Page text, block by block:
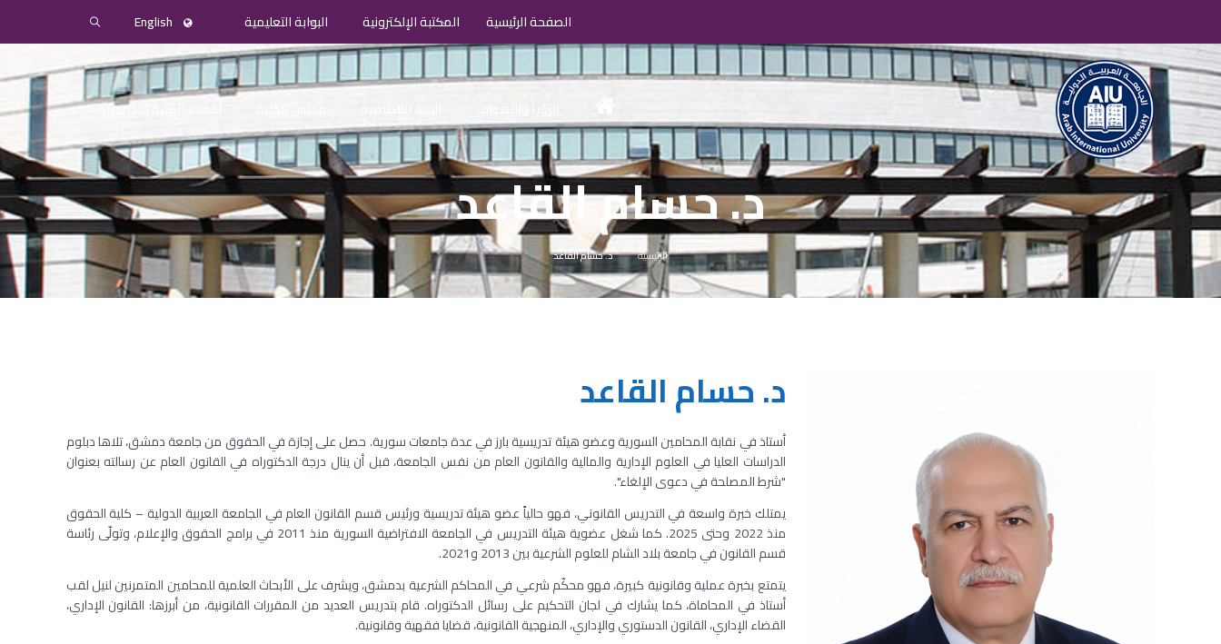
الصفحة الرئيسية المكتبة الإلكترونية البوابة التعليمية English
أعضاء الهئية التدريسية
د. حسام القاعد
الرئيسية د. حسام القاعد
د. حسام القاعد
أستاذ في نقابة المحامين السورية وعضو هيئة تدريسية بارز في عدة جامعات سورية. حصل على إجازة في الحقوق من جامعة دمشق، تلاها دبلوم
الدراسات العليا في العلوم الإدارية والمالية والقانون العام من نفس الجامعة، قبل أن ينال درجة الدكتوراه في القانون العام عن رسالته بعنوان
"شرط المصلحة في دعوى الإلغاء".
يمتلك خبرة واسعة في التدريس القانوني، فهو حالياً عضو هيئة تدريسية ورئيس قسم القانون العام في الجامعة العربية الدولية – كلية الحقوق
منذ 2022 وحتى 2025. كما شغل عضوية هيئة التدريس في الجامعة الافتراضية السورية منذ 2011 في برامج الحقوق والإعلام، وتولّى رئاسة
قسم القانون في جامعة بلاد الشام للعلوم الشرعية بين 2013 و2021.
يتمتع بخبرة عملية وقانونية كبيرة، فهو محكّم شرعي في المحاكم الشرعية بدمشق، ويشرف على الأبحاث العلمية للمحامين المتمرنين لنيل لقب
أستاذ في المحاماة، كما يشارك في لجان التحكيم على رسائل الدكتوراه. قام بتدريس العديد من المقررات القانونية، من أبرزها: القانون الإداري،
القضاء الإداري، القانون الدستوري والإداري، المنهجية القانونية، قضايا فقهية وقانونية.